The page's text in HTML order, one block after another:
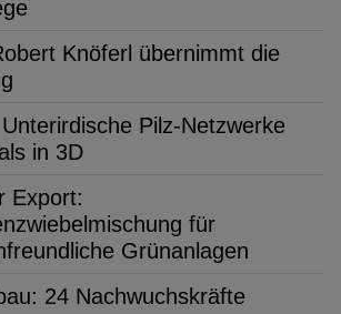
Knöferl übernimmt die
Pilz-Netzwerke
in 3D
Export:
für
Grünanlagen
24 Nachwuchskräfte